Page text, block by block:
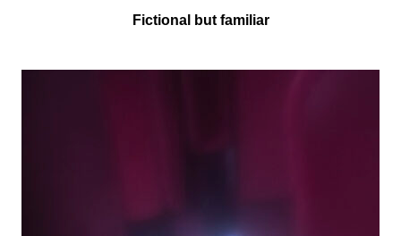
Fictional but familiar